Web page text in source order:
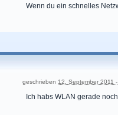
Wenn du ein schnelles
geschrieben 12. September 2011
Ich habs WLAN gerade